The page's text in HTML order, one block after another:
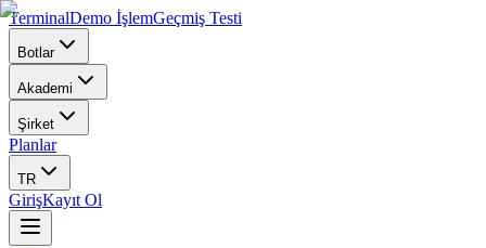
TerminalDemo İşlemGeçmiş Testi
Botlar
Akademi
Şirket
Planlar
TR
GirişKayıt Ol